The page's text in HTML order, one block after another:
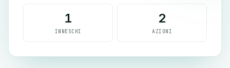
1
INNESCHI
2
AZIONI